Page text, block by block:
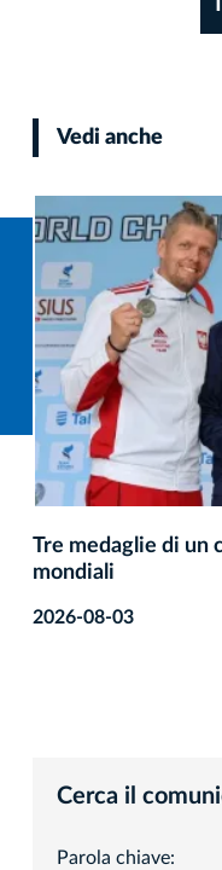
Vedi anche
Tre medaglie di
mondiali
2026-08-03
Cerca il
Parola chiave: